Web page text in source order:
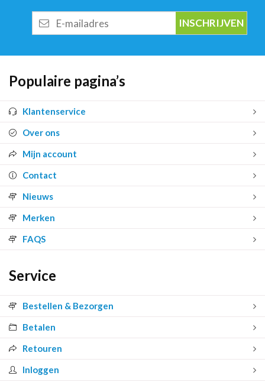
mailadres
Populaire pagina’s
Klantenservice
Over ons
Mijn account
Contact
Nieuws
Merken
FAQS
Service
Bestellen & Bezorgen
Betalen
Retouren
Inloggen